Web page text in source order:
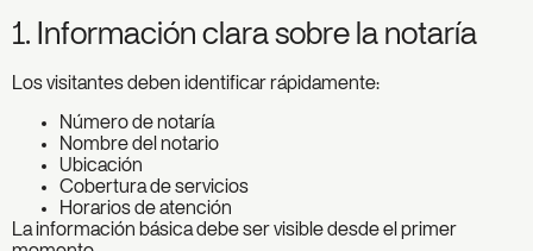
1. Información clara sobre la notaría
Los visitantes deben identificar rápidamente:
Número de notaría
Nombre del notario
Ubicación
Cobertura de servicios
Horarios de atención
La información básica debe ser visible desde el primer